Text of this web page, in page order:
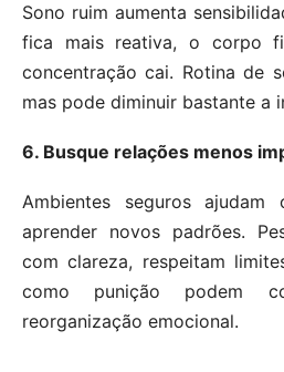
Sono ruim aumenta
fica mais reativa, o corpo
concentração cai. Rotina de
mas pode diminuir bastante a
6. Busque relações menos
Ambientes seguros
aprender novos padrões.
com clareza, respeitam
como punição podem
reorganização emocional.